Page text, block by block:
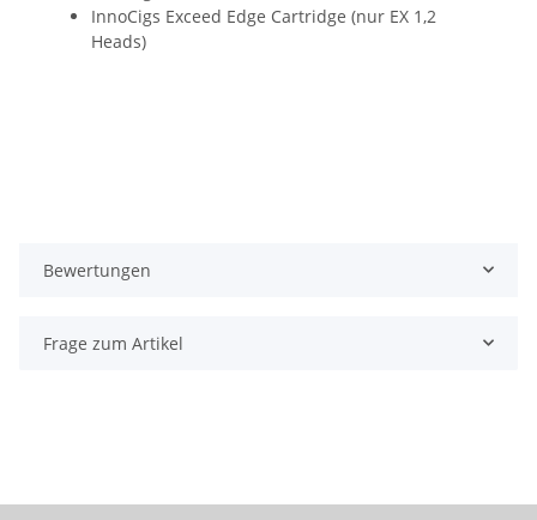
InnoCigs Exceed Edge Cartridge (nur EX 1,2
Heads)
Bewertungen
Frage zum Artikel